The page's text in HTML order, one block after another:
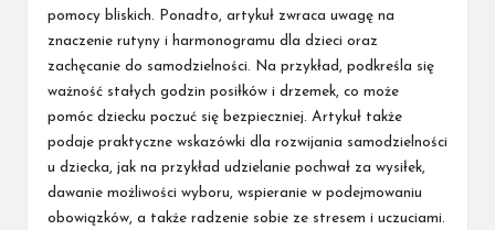
pomocy bliskich. Ponadto, artykuł zwraca uwagę na
znaczenie rutyny i harmonogramu dla dzieci oraz
zachęcanie do samodzielności. Na przykład, podkreśla się
ważność stałych godzin posiłków i drzemek, co może
pomóc dziecku poczuć się bezpieczniej. Artykuł także
podaje praktyczne wskazówki dla rozwijania samodzielności
u dziecka, jak na przykład udzielanie pochwał za wysiłek,
dawanie możliwości wyboru, wspieranie w podejmowaniu
obowiązków, a także radzenie sobie ze stresem i uczuciami.